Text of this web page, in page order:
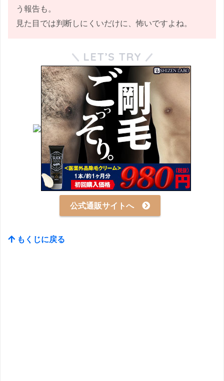
う報告も。
見た目では判断しにくいだけに、怖いですよね。
LET’S TRY
公式通販サイトへ
もくじに戻る